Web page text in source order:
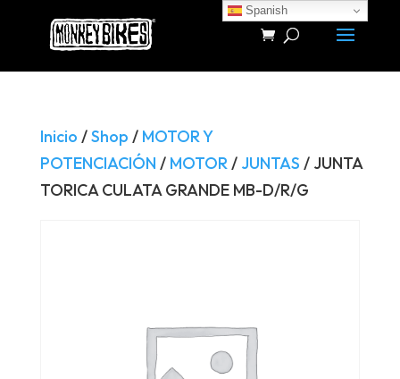
Búsqueda
productos
Inicio /Shop / MOTOR Y
POTENCIACIÓN / MOTOR/ JUNTAS / JUNTA
TORICA CULATA GRANDE MB-D/R/G
Spanish